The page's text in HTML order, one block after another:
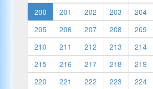
200
201 202 203
204
205
206 207 208
209
210
211 212 213
214
215
216 217 218
219
220
221 222 223
224